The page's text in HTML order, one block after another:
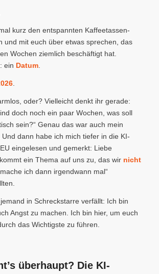
kurz den entspannten Kaffeetassen-
und mit euch über etwas sprechen, das
Wochen ziemlich beschäftigt hat.
ein Datum.
.
oder? Vielleicht denkt ihr gerade:
doch noch ein paar Wochen, was soll
sein?“ Genau das war auch mein
dann habe ich mich tiefer in die KI-
eingelesen und gemerkt: Liebe
ein Thema auf uns zu, das wir nicht
ich dann irgendwann mal“
in Schreckstarre verfällt: Ich bin
Angst zu machen. Ich bin hier, um euch
das Wichtigste zu führen.
überhaupt? Die KI-